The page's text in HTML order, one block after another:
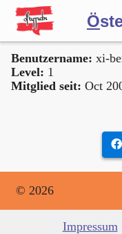
Ö
Wörterbuch
Benutzername: xi-
Level: 1
Mitglied seit: Oct
© 2026
Impressum